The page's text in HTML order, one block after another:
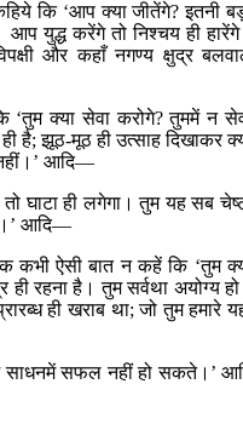
कि ‘आप क्या जीतेंगे? इतनी
युद्ध करेंगे तो निश्चय ही
और कहाँ नगण्य क्षुद्र
‘तुम क्या सेवा करोगे? तुममें न
है; झूठ-मूठ ही उत्साह दिखाकर
आदि—
घाटा ही लगेगा। तुम यह सब
आदि—
कभी ऐसी बात न कहें कि ‘तुम
ही रहना है। तुम सर्वथा अयोग्य
ही खराब था; जो तुम हमारे
साधनमें सफल नहीं हो सकते।’